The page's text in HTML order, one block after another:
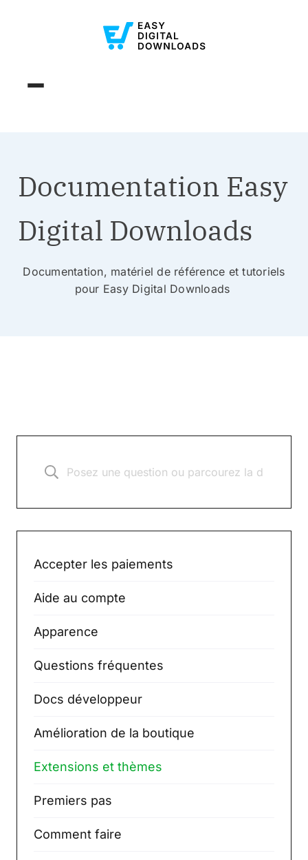
Documentation Easy
Digital Downloads
Documentation, matériel de référence et tutoriels
pour Easy Digital Downloads
Accepter les paiements
Aide au compte
Apparence
Questions fréquentes
Docs développeur
Amélioration de la boutique
Extensions et thèmes
Premiers pas
Comment faire